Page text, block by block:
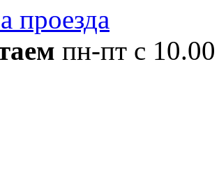
проезда
пн-пт с